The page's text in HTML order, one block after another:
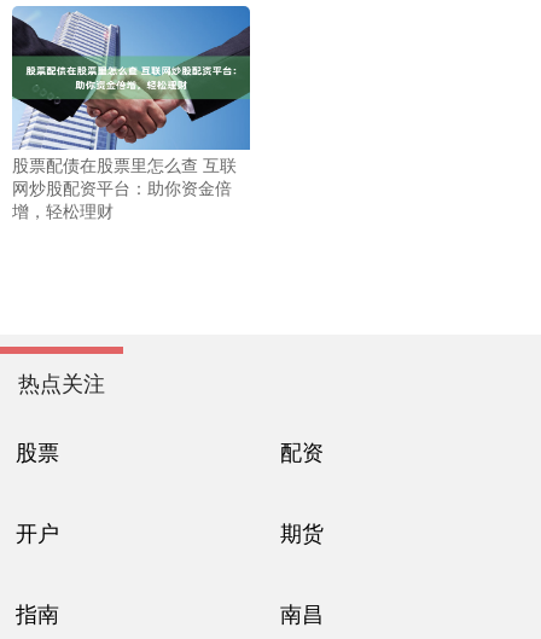
股票配债在股票里怎么查 互联
网炒股配资平台：助你资金倍
增，轻松理财
热点关注
股票 配资
开户 期货
指南 南昌